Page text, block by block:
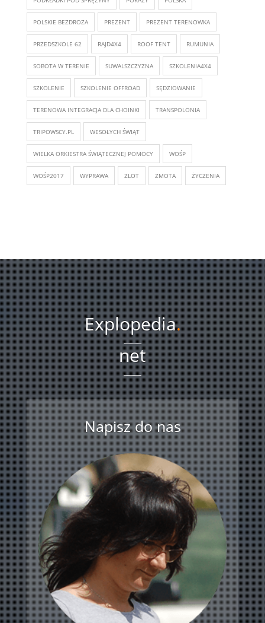
POLSKIE BEZDROZA PREZENT PREZENT TERENOWKA
PRZEDSZKOLE 62 RAJD4X4 ROOF TENT RUMUNIA
SOBOTA W TERENIE SUWALSZCZYZNA SZKOLENIA4X4
SZKOLENIE SZKOLENIE OFFROAD SĘDZIOWANIE
TERENOWA INTEGRACJA DLA CHOINKI TRANSPOLONIA
TRIPOWSCY.PL WESOŁYCH ŚWIĄT
WIELKA ORKIESTRA ŚWIĄTECZNEJ POMOCY WOŚP
WOŚP2017 WYPRAWA ZLOT ZMOTA ŻYCZENIA
Explopedia.
net
Napisz do nas